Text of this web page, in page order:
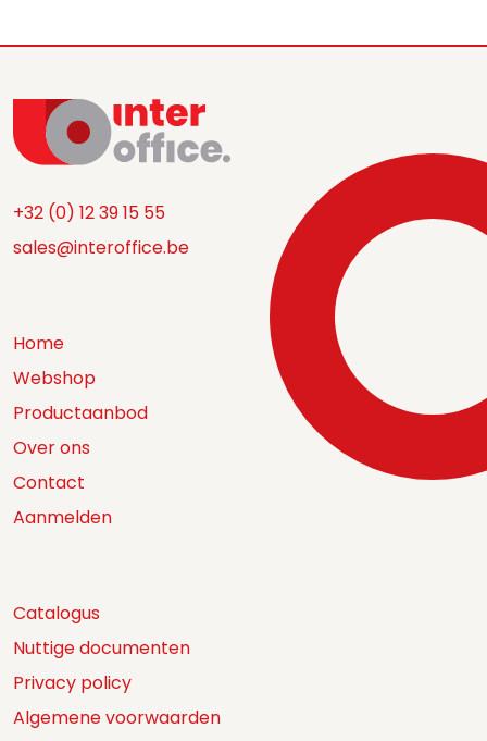
+32 (0) 12 39 15 55
sales@interoffice.be
Home
Webshop
Productaanbod
Over ons
Contact
Aanmelden
Catalogus
Nuttige documenten
Privacy policy
Algemene voorwaarden